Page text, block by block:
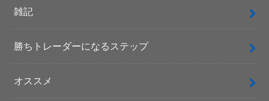
雑記
勝ちトレーダーになるステップ
オススメ